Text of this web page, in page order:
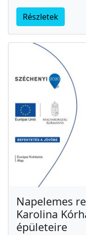
Részletek
Napelemes
Karolina
épületeire